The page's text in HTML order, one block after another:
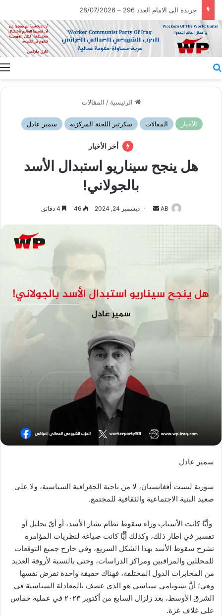
جريدة الى الامام العدد 296 – 28/07/2026
الرئيسية / المقالات
الأخبار المقالات سكرتير اللجنة المركزية سمير عادل
أخر الأخبار
هل ينجح سيناريو استبدال الأسد
بالجولاني!
AB
أرسلديسمبر 24, 2024 46
سمير عادل
سورية ليست أفغانستان، لا من ناحية الجغرافية السياسية، ولا على
صعيد البنية الاجتماعية والثقافية للمجتمع.
وأيًّا كانت الأسباب وراء سقوط نظام بشار الأسد، أو أيّ تحليل أو
تفسير في إطار ذلك، وكذلك أيًّا كانت صياغة لنظريات المؤامرة
تشرح سقوط الأسد بهذا الشكل السريع، وفي خارج جميع التوقعات
للمحللين والمراقبين ومراكز الدراسات، وحتى بالنسبة لأروقة العديد
من المخابرات الدول المختلفة، فهناك حقيقة واحدة تفرض نفسها
وهي؛ أنَّ تسونامي سياسي هو الذي عصف بالمعادلة السياسية في
الشرق الأوسط، بعد زلزال السابع من أكتوبر ٢٠٢٣ في عملية حماس
على غلاف غزة.